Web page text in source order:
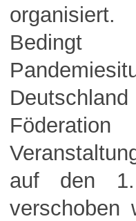
organisiert.
auf den 1.
verschoben